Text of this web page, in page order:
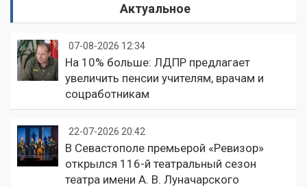
Актуальное
07-08-2026 12:34
На 10% больше: ЛДПР предлагает
увеличить пенсии учителям, врачам и
соцработникам
22-07-2026 20:42
В Севастополе премьерой «Ревизор»
открылся 116-й театральный сезон
театра имени А. В. Луначарского